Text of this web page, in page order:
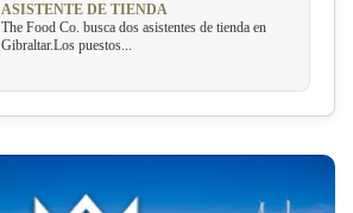
ASISTENTE DE TIENDA
The Food Co. busca dos asistentes de tienda en
Gibraltar.Los puestos...